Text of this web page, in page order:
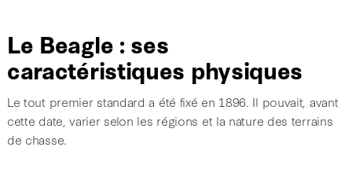
Le Beagle : ses
caractéristiques physiques
Le tout premier standard a été fixé en 1896. Il pouvait, avant
cette date, varier selon les régions et la nature des terrains
de chasse.